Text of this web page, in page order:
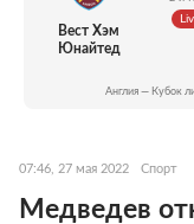
Вест Хэм
Юнайтед
Англия — Кубок
07:46, 27 мая 2022 Спорт
Медведев